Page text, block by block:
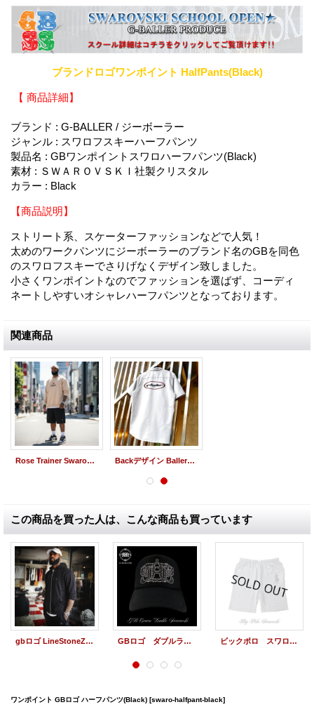
ブランドロゴワンポイント HalfPants(Black)
【 商品詳細】
ブランド : G-BALLER / ジーボーラー
ジャンル : スワロフスキーハーフパンツ
製品名 : GBワンポイントスワロハーフパンツ(Black)
素材 : ＳＷＡＲＯＶＳＫＩ社製クリスタル
カラー : Black
【商品説明】
ストリート系、スケーターファッションなどで人気！
太めのワークパンツにジーボーラーのブランド名のGBを同色
のスワロフスキーでさりげなくデザイン致しました。
小さくワンポイントなのでファッションを選ばず、コーディ
ネートしやすいオシャレハーフパンツとなっております。
関連商品
Rose Trainer Swarovski G-BALLER /薔薇 スワロフスキートレーナー Backデザイン BallerShirt
この商品を買った人は、こんな商品も買っています
gbロゴ LineStoneZip Setup GBロゴ ダブルライン スワロフスキーCAP ビックポロ スワロ ハーフパンツ スワロフスキー メンズ
ワンポイント GBロゴ ハーフパンツ(Black) [swaro-halfpant-black]